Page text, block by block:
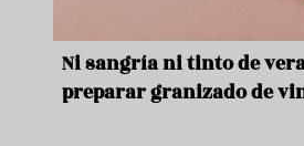
Ni sangría ni tinto de
preparar granizado de